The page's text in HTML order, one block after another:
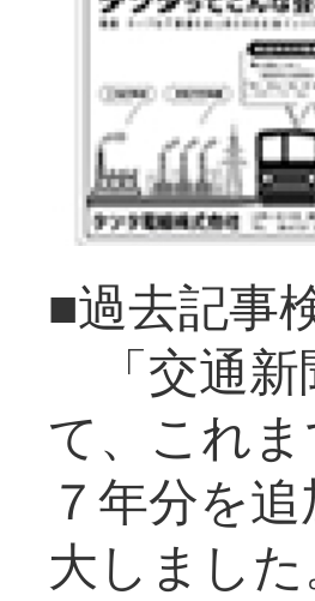
■過去記事
「交通新
て、これ
７年分を
大し